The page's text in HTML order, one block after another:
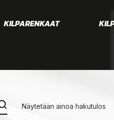
KILPARENKAAT
Näytetään ainoa hakutulos